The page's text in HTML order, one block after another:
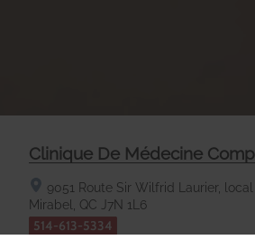
Clinique De Médecine
9051 Route Sir Wilfrid Laurier,
Mirabel, QC J7N 1L6
514-613-5334